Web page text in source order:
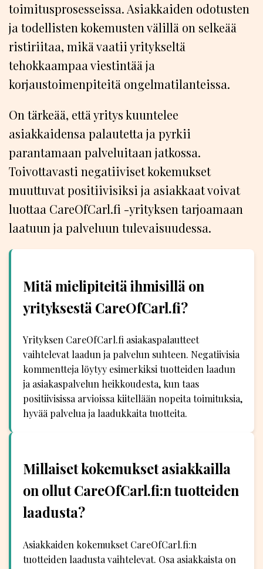
toimitusprosesseissa. Asiakkaiden odotusten
ja todellisten kokemusten välillä on selkeää
ristiriitaa, mikä vaatii yritykseltä
tehokkaampaa viestintää ja
korjaustoimenpiteitä ongelmatilanteissa.
On tärkeää, että yritys kuuntelee
asiakkaidensa palautetta ja pyrkii
parantamaan palveluitaan jatkossa.
Toivottavasti negatiiviset kokemukset
muuttuvat positiivisiksi ja asiakkaat voivat
luottaa CareOfCarl.fi -yrityksen tarjoamaan
laatuun ja palveluun tulevaisuudessa.
Mitä mielipiteitä ihmisillä on
yrityksestä CareOfCarl.fi?
Yrityksen CareOfCarl.fi asiakaspalautteet
vaihtelevat laadun ja palvelun suhteen. Negatiivisia
kommentteja löytyy esimerkiksi tuotteiden laadun
ja asiakaspalvelun heikkoudesta, kun taas
positiivisissa arvioissa kiitellään nopeita toimituksia,
hyvää palvelua ja laadukkaita tuotteita.
Millaiset kokemukset asiakkailla
on ollut CareOfCarl.fi:n tuotteiden
laadusta?
Asiakkaiden kokemukset CareOfCarl.fi:n
tuotteiden laadusta vaihtelevat. Osa asiakkaista on